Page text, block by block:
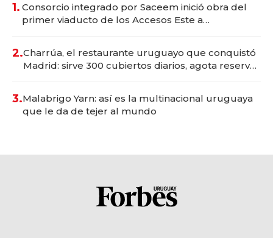
1. Consorcio integrado por Saceem inició obra del
primer viaducto de los Accesos Este a
2.Charrúa, el restaurante uruguayo que conquistó
Madrid: sirve 300 cubiertos diarios, agota reservas
3.Malabrigo Yarn: así es la multinacional uruguaya
que le da de tejer al mundo